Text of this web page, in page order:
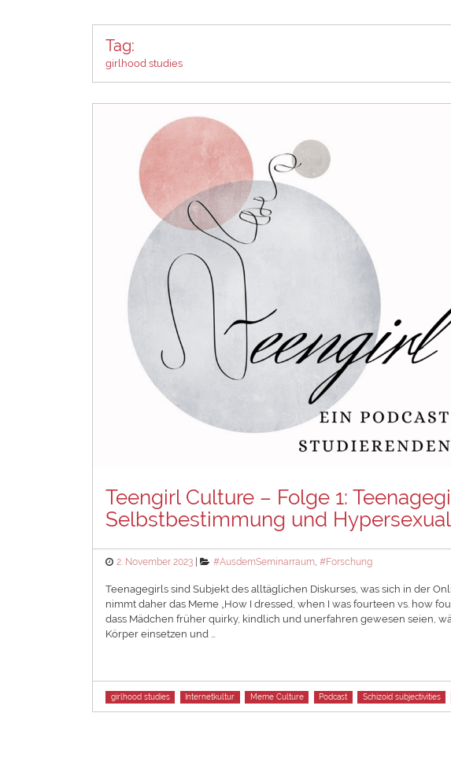
Tag:
girlhood studies
Teengirl Culture – Folge 1:
Selbstbestimmung und
Posted
2. November 2023 Categories
#AusdemSeminarraum ,#Forschung
Teenagegirls sind Subjekt des alltäglichen Diskurses, was sich in der
nimmt daher das Meme „How I dressed, when I was fourteen vs. how
dass Mädchen früher quirky, kindlich und unerfahren gewesen seien,
Körper einsetzen und …
Tags
girlhood studies Internetkultur Meme Culture Podcast Schizoid subjectivities